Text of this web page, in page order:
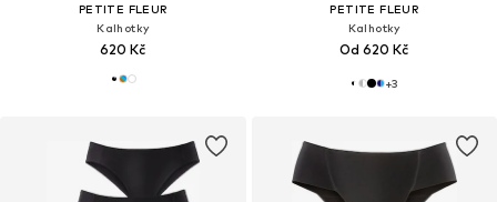
PETITE FLEUR
Kalhotky
620 Kč
PETITE FLEUR
Kalhotky
Od 620 Kč
+3